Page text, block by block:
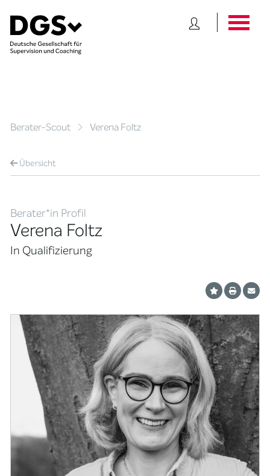
Berater-Scout Verena Foltz
Übersicht
Berater*in Profil
Verena Foltz
In Qualifizierung